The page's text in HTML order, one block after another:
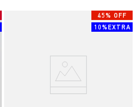
45% OFF
10%EXTRA